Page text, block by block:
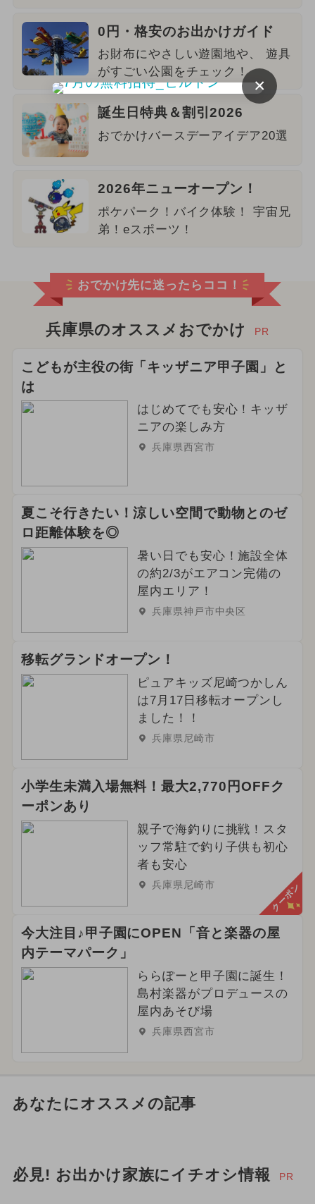
0円・格安のお出かけガイド
お財布にやさしい遊園地や、 遊具
がすごい公園をチェック！
誕生日特典＆割引2026
おでかけバースデーアイデア20選
2026年ニューオープン！
ポケパーク！バイク体験！ 宇宙兄
弟！eスポーツ！
おでかけ先に迷ったらココ！
兵庫県のオススメおでかけ PR
こどもが主役の街「キッザニア甲子園」と
は
はじめてでも安心！キッザ
ニアの楽しみ方
兵庫県西宮市
夏こそ行きたい！涼しい空間で動物とのゼ
ロ距離体験を◎
暑い日でも安心！施設全体
の約2/3がエアコン完備の
屋内エリア！
兵庫県神戸市中央区
移転グランドオープン！
ピュアキッズ尼崎つかしん
は7月17日移転オープンし
ました！！
兵庫県尼崎市
小学生未満入場無料！最大2,770円OFFク
ーポンあり
親子で海釣りに挑戦！スタ
ッフ常駐で釣り子供も初心
者も安心
兵庫県尼崎市 クーポン
今大注目♪甲子園にOPEN「音と楽器の屋
内テーマパーク」
ららぽーと甲子園に誕生！
島村楽器がプロデュースの
屋内あそび場
兵庫県西宮市
あなたにオススメの記事
必見! お出かけ家族にイチオシ情報 PR
×